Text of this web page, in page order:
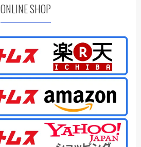
ONLINE SHOP